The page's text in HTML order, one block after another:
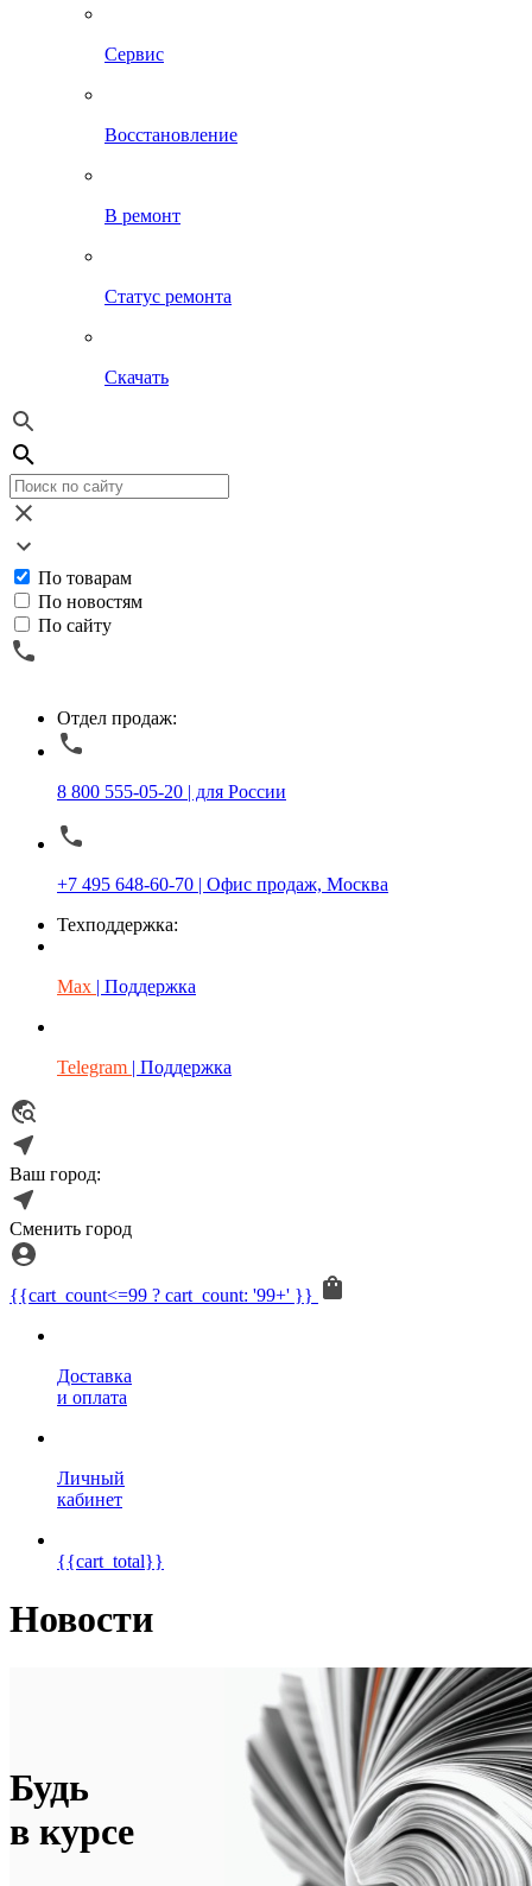
Сервис
Восстановление
В ремонт
Статус ремонта
Скачать
По товарам
По новостям
По сайту
Отдел продаж:
8 800 555-05-20 | для России
+7 495 648-60-70 | Офис продаж, Москва
Техподдержка:
Max | Поддержка
Telegram | Поддержка
Ваш город:
Сменить город
{{cart_count<=99 ? cart_count: '99+' }}
Доставка
и оплата
Личный
кабинет
{{cart_total}}
Новости
Будь
в курсе